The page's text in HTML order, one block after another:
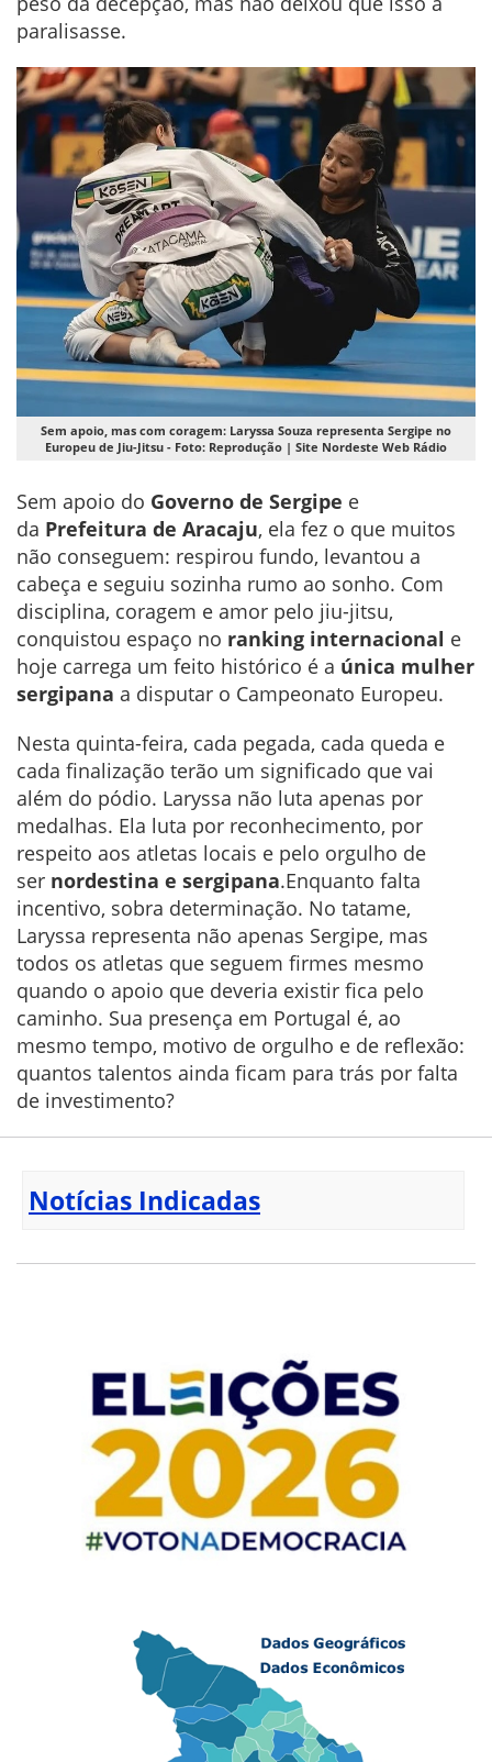
paralisasse.
Sem apoio, mas com coragem: Laryssa Souza representa Sergipe no
Europeu de Jiu-Jitsu - Foto: Reprodução | Site Nordeste Web Rádio
Sem apoio do Governo de Sergipe e
da Prefeitura de Aracaju, ela fez o que muitos
não conseguem: respirou fundo, levantou a
cabeça e seguiu sozinha rumo ao sonho. Com
disciplina, coragem e amor pelo jiu-jitsu,
conquistou espaço no ranking internacional e
hoje carrega um feito histórico é a única mulher
sergipana a disputar o Campeonato Europeu.
Nesta quinta-feira, cada pegada, cada queda e
cada finalização terão um significado que vai
além do pódio. Laryssa não luta apenas por
medalhas. Ela luta por reconhecimento, por
respeito aos atletas locais e pelo orgulho de
ser nordestina e sergipana.Enquanto falta
incentivo, sobra determinação. No tatame,
Laryssa representa não apenas Sergipe, mas
todos os atletas que seguem firmes mesmo
quando o apoio que deveria existir fica pelo
caminho. Sua presença em Portugal é, ao
mesmo tempo, motivo de orgulho e de reflexão:
quantos talentos ainda ficam para trás por falta
de investimento?
Notícias Indicadas